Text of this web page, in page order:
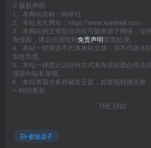
© 版权声明
1、本网站名称：99学社
2、本站永久网址：https://www.xueshe9.com
3、本网站的文章部分内容可能来源于网络，仅
有侵权，请点击跳转到免责声明页面处理。
4、本站一切资源不代表本站立场，并不代表本
实性负责。
5、本站一律禁止以任何方式发布或转载任何违
现请向站长举报。
6、本站资源大多存储在云盘，如发现链接失效
一时间更新。
THE END
创业点子